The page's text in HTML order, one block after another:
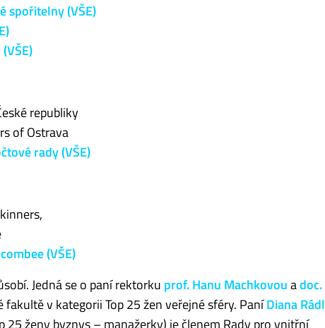
spořitelny (VŠE)
republiky
of Ostrava
rady (VŠE)
(VŠE)
Jedná se o paní rektorku prof. Hanu Machkovouadoc.
v kategorii Top 25 žen veřejné sféry. PaníDiana Rádl
25 ženy byznys – manažerky) je členem Rady pro vnitřní